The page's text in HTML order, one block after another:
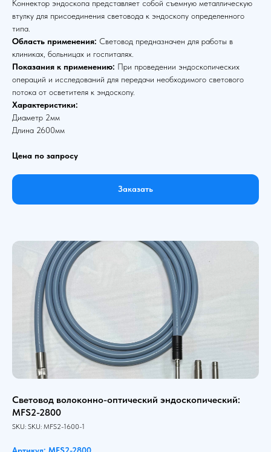
Коннектор эндоскопа представляет собой съемную металлическую
втулку для присоединения световода к эндоскопу определенного
типа.
Область применения: Световод предназначен для работы в
клиниках, больницах и госпиталях.
Показания к применению: При проведении эндоскопических
операций и исследований для передачи необходимого светового
потока от осветителя к эндоскопу.
Характеристики:
Диаметр 2мм
Длина 2600мм
Цена по запросу
Заказать
Световод волоконно-оптический эндоскопический:
MFS2-2800
SKU: SKU: MFS2-1600-1
Артикул: MFS2-2800